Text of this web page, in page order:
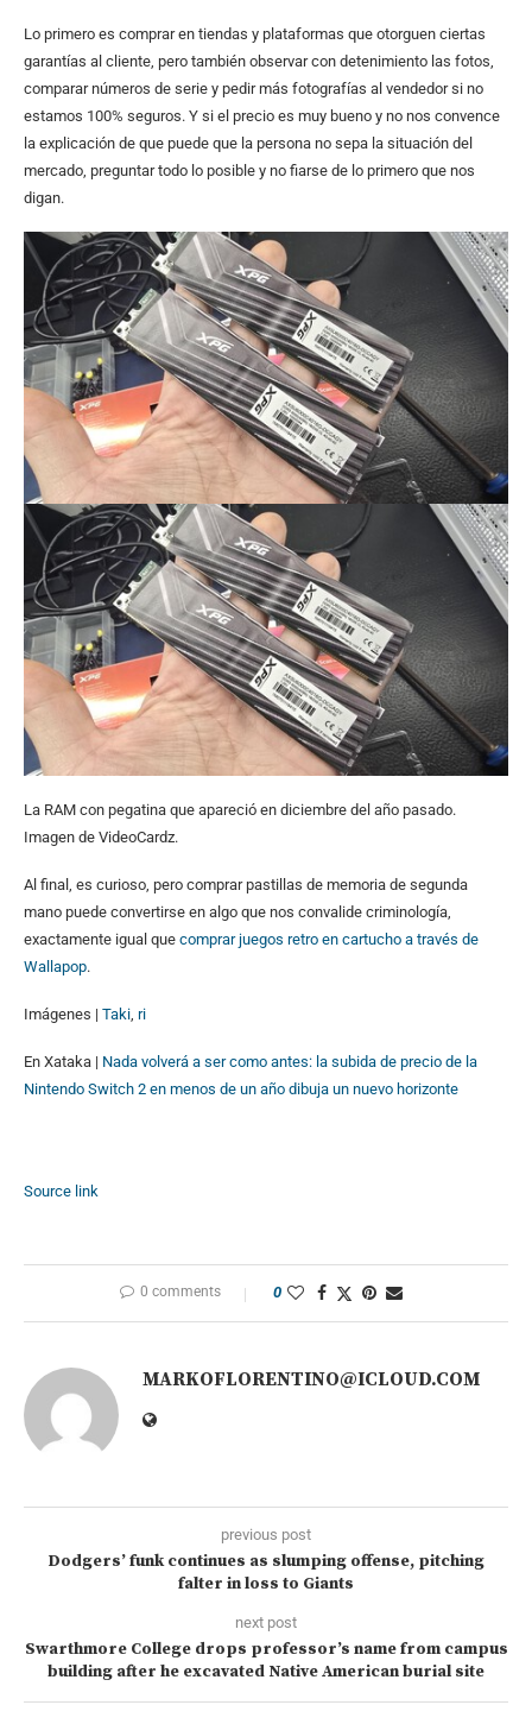
Lo primero es comprar en tiendas y plataformas que otorguen ciertas
garantías al cliente, pero también observar con detenimiento las fotos,
comparar números de serie y pedir más fotografías al vendedor si no
estamos 100% seguros. Y si el precio es muy bueno y no nos convence
la explicación de que puede que la persona no sepa la situación del
mercado, preguntar todo lo posible y no fiarse de lo primero que nos
digan.
La RAM con pegatina que apareció en diciembre del año pasado.
Imagen de VideoCardz.
Al final, es curioso, pero comprar pastillas de memoria de segunda
mano puede convertirse en algo que nos convalide criminología,
exactamente igual que comprar juegos retro en cartucho a través de
Wallapop.
Imágenes | Taki, ri
En Xataka | Nada volverá a ser como antes: la subida de precio de la
Nintendo Switch 2 en menos de un año dibuja un nuevo horizonte
Source link
0 comments 0
MARKOFLORENTINO@ICLOUD.COM
previous post
Dodgers’ funk continues as slumping offense, pitching
falter in loss to Giants
next post
Swarthmore College drops professor’s name from campus
building after he excavated Native American burial site